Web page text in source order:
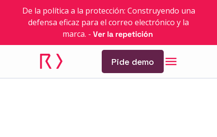
De la política a la protección: Construyendo una
defensa eficaz para el correo electrónico y la
marca. - Ver la repetición
Pide demo